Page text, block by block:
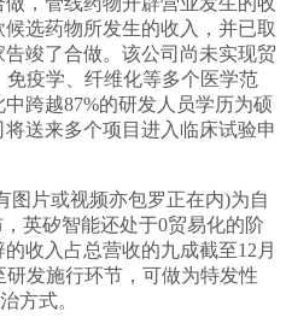
选药物所发生的收入，并已取
竣了合做。该公司尚未实现贸
疫学、纤维化等多个医学范
跨越87%的研发人员学历为硕
送来多个项目进入临床试验申
片或视频亦包罗正在内)为自
英矽智能还处于0贸易化的阶
收入占总营收的九成截至12月
发施行环节，可做为特发性
方式。